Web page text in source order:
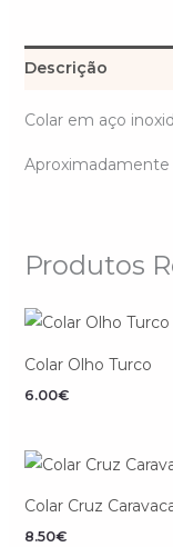
Descrição
Colar em aço
Produtos
Colar Olho Turco
6.00€
Colar Cruz
8.50€